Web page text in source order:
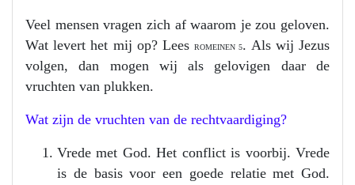
Veel mensen vragen zich af waarom je zou geloven.
Wat levert het mij op? LeesROMEINEN 5. Als wij Jezus
volgen, dan mogen wij als gelovigen daar de
vruchten van plukken.
Wat zijn de vruchten van de rechtvaardiging?
Vrede met God. Het conflict is voorbij. Vrede
is de basis voor een goede relatie met God.